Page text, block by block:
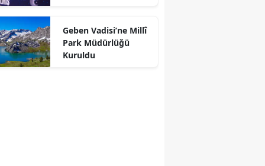
Geben Vadisi’ne Millî
Park Müdürlüğü
Kuruldu